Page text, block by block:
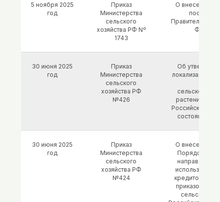
5 ноября 2025
год
Приказ
Министерства
сельского
хозяйства РФ Nº
1743
О внесении
Правительства
30 июня 2025
год
Приказ
Министерства
сельского
хозяйства РФ
№426
Об
локализации
растений на
Российской
состоянию на
30 июня 2025
год
Приказ
Министерства
сельского
хозяйства РФ
№424
О внесении
Порядок
направлений
кредитов,
приказом
сельского